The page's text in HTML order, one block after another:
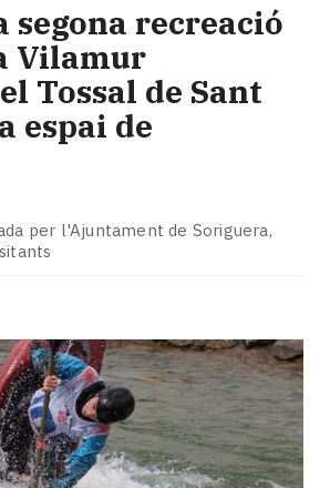
segona recreació
Vilamur
Tossal de Sant
espai de
per l'Ajuntament de Soriguera,